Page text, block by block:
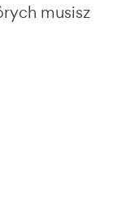
musisz